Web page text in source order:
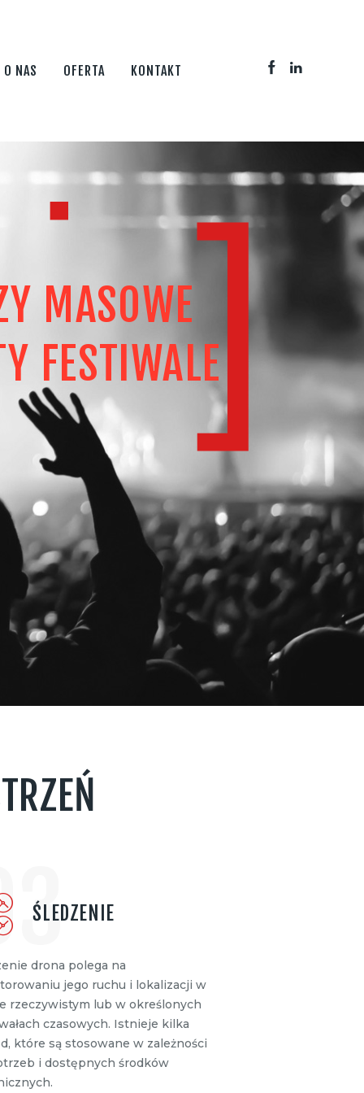
O NAS OFERTA KONTAKT
MASOWE
FESTIWALE
ŚLEDZENIE
drona polega na
jego ruchu i lokalizacji w
rzeczywistym lub w określonych
czasowych. Istnieje kilka
które są stosowane w zależności
i dostępnych środków